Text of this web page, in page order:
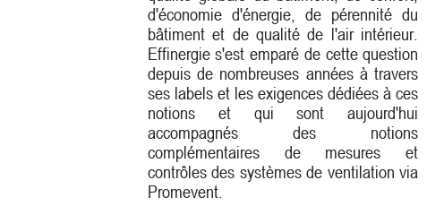
d'économie d'énergie, de pérennité du
bâtiment et de qualité de l'air intérieur.
Effinergie s'est emparé de cette question
depuis de nombreuses années à travers
ses labels et les exigences dédiées à ces
notions et qui sont aujourd'hui
accompagnés des notions
complémentaires de mesures et
contrôles des systèmes de ventilation via
Promevent.